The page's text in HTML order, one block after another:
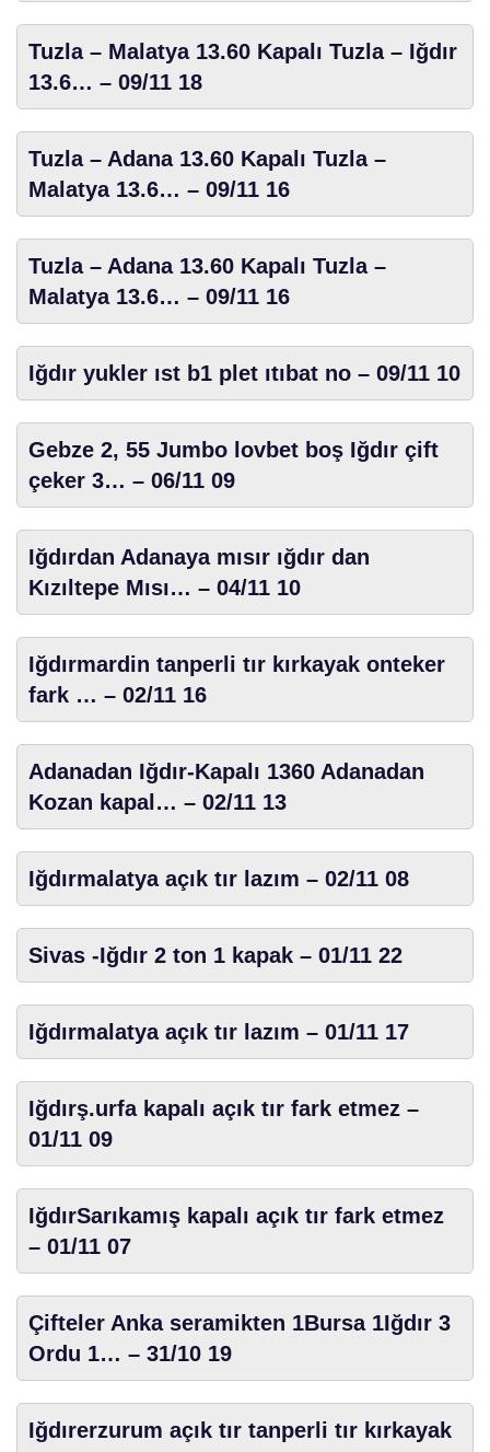
Tuzla – Malatya 13.60 Kapalı Tuzla – Iğdır
13.6… – 09/11 18
Tuzla – Adana 13.60 Kapalı Tuzla –
Malatya 13.6… – 09/11 16
Tuzla – Adana 13.60 Kapalı Tuzla –
Malatya 13.6… – 09/11 16
Iğdır yukler ıst b1 plet ıtıbat no – 09/11 10
Gebze 2, 55 Jumbo lovbet boş Iğdır çift
çeker 3… – 06/11 09
Iğdırdan Adanaya mısır ığdır dan
Kızıltepe Mısı… – 04/11 10
Iğdırmardin tanperli tır kırkayak onteker
fark … – 02/11 16
Adanadan Iğdır-Kapalı 1360 Adanadan
Kozan kapal… – 02/11 13
Iğdırmalatya açık tır lazım – 02/11 08
Sivas -Iğdır 2 ton 1 kapak – 01/11 22
Iğdırmalatya açık tır lazım – 01/11 17
Iğdırş.urfa kapalı açık tır fark etmez –
01/11 09
IğdırSarıkamış kapalı açık tır fark etmez
– 01/11 07
Çifteler Anka seramikten 1Bursa 1Iğdır 3
Ordu 1… – 31/10 19
Iğdırerzurum açık tır tanperli tır kırkayak